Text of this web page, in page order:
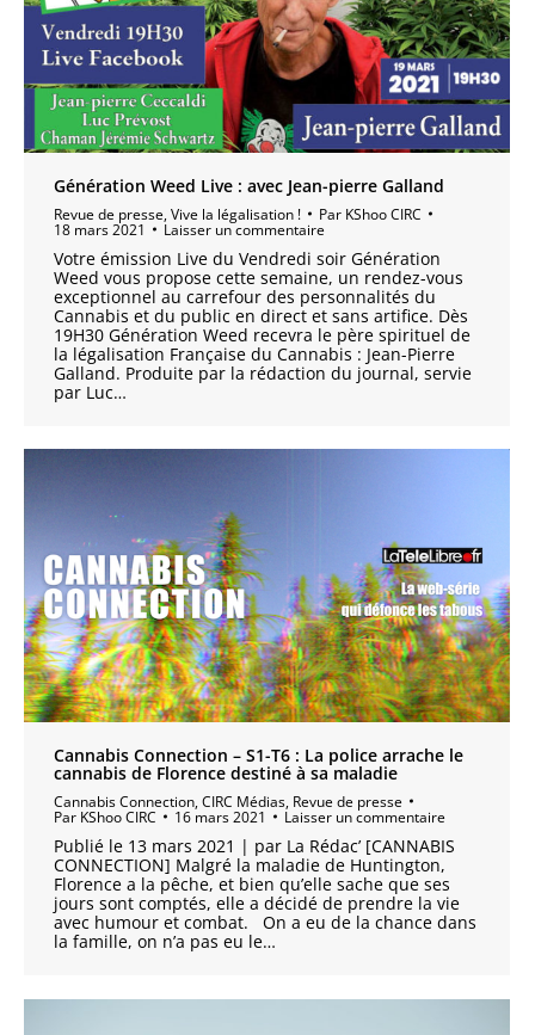
Génération Weed Live : avec Jean-pierre Galland
Revue de presse,Vive la légalisation ! Par KShoo CIRC
18 mars 2021 Laisser un commentaire
Votre émission Live du Vendredi soir Génération
Weed vous propose cette semaine, un rendez-vous
exceptionnel au carrefour des personnalités du
Cannabis et du public en direct et sans artifice. Dès
19H30 Génération Weed recevra le père spirituel de
la légalisation Française du Cannabis : Jean-Pierre
Galland. Produite par la rédaction du journal, servie
par Luc…
Cannabis Connection – S1-T6 : La police arrache le
cannabis de Florence destiné à sa maladie
Cannabis Connection,CIRC Médias, Revue de presse
Par KShoo CIRC 16 mars 2021 Laisser un commentaire
Publié le 13 mars 2021 | par La Rédac’ [CANNABIS
CONNECTION] Malgré la maladie de Huntington,
Florence a la pêche, et bien qu’elle sache que ses
jours sont comptés, elle a décidé de prendre la vie
avec humour et combat. On a eu de la chance dans
la famille, on n’a pas eu le…